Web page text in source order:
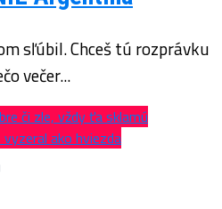
sľúbil. Chceš tú rozprávku
večer...
či zle, vždy ťa sklamú
ako hviezda